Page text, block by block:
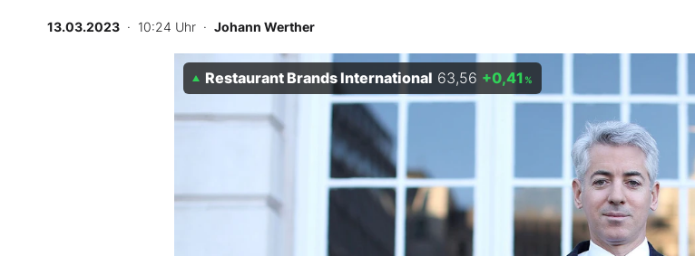
BO-Musterdepots
Experten
Mein B:O
Mein Konto
13.03.2023 · 10:24 Uhr · Johann Werther
Restaurant Brands International 63,56 +0,41 %